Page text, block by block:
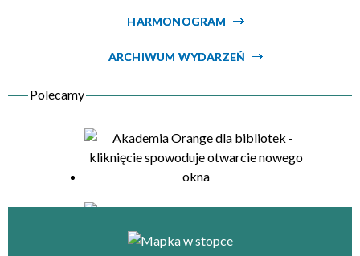
HARMONOGRAM
ARCHIWUM WYDARZEŃ